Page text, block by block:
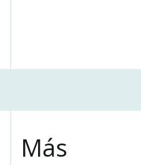
Más